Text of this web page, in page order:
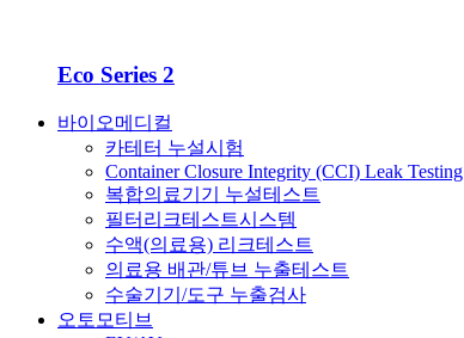
Eco Series 2
바이오메디컬
카테터 누설시험
Container Closure Integrity (CCI) Leak Testing
복합의료기기 누설테스트
필터리크테스트시스템
수액(의료용) 리크테스트
의료용 배관/튜브 누출테스트
수술기기/도구 누출검사
오토모티브